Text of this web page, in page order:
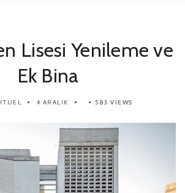
Lisesi Yenileme ve
Ek Bina
4 ARALIK 583 VIEWS